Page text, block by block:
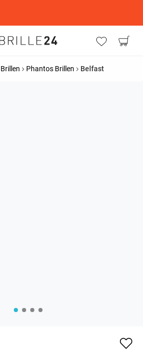
Brillen Phantos Brillen Belfast